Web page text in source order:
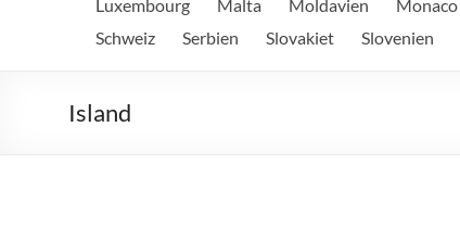
Luxembourg
Malta Moldavien Monaco
Schweiz
Serbien Slovakiet Slovenien
Island